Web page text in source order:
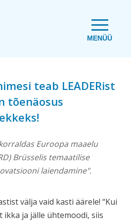
MENÜÜ
teab LEADERist
tõenäosus
Euroopa maaelu
Brüsselis temaatilise
laiendamine".
välja vaid kasti äärele! “Kui
ikka ja jälle ühtemoodi, siis